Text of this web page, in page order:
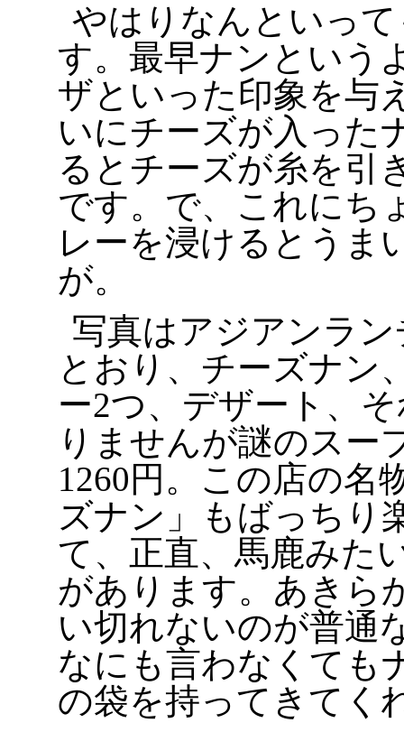
やはりなんといっ
す。最早ナンという
ザといった印象を与
いにチーズが入った
るとチーズが糸を引
です。で、これにち
レーを浸けるとうま
が。
写真はアジアンラ
とおり、チーズナン
ー2つ、デザート、
りませんが謎のスー
1260円。この店の名
ズナン」もばっちり
て、正直、馬鹿みた
があります。あきら
い切れないのが普通
なにも言わなくても
の袋を持ってきてく